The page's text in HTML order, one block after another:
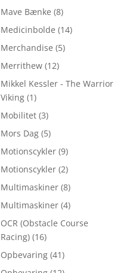
Mave Bænke (8)
Medicinbolde (14)
Merchandise (5)
Merrithew (12)
Mikkel Kessler - The Warrior
Viking (1)
Mobilitet (3)
Mors Dag (5)
Motionscykler (9)
Motionscykler (2)
Multimaskiner (8)
Multimaskiner (4)
OCR (Obstacle Course
Racing) (16)
Opbevaring (41)